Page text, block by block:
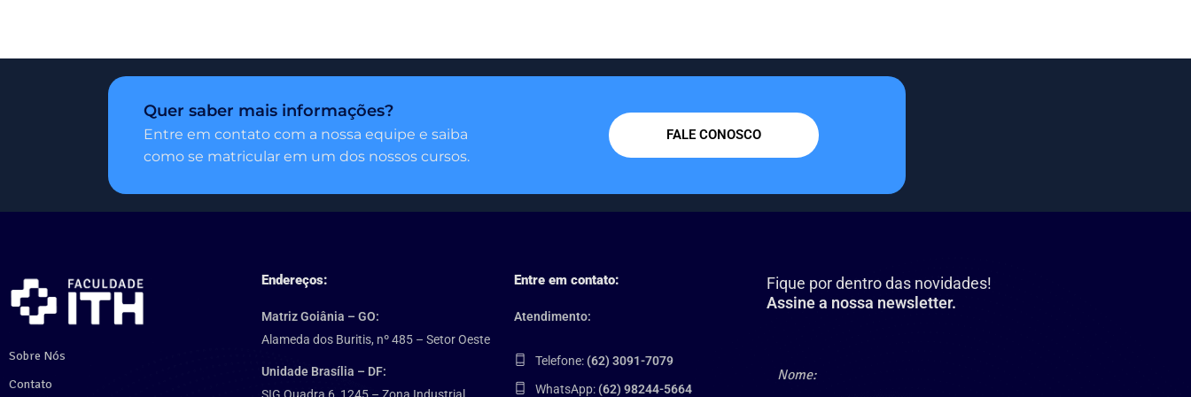
Quer saber mais informações?
Entre em contato com a nossa equipe e saiba
como se matricular em um dos nossos cursos.
FALE CONOSCO
Sobre Nós
Contato
Endereços:
Matriz Goiânia – GO:
Alameda dos Buritis, nº 485 – Setor Oeste
Unidade Brasília – DF:
Entre em contato:
Atendimento:
Telefone: (62) 3091-7079
WhatsApp: (62) 98244-5664
Fique por dentro das novidades!
Assine a nossa newsletter.